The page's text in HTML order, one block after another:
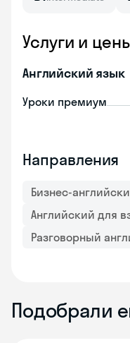
Услуги и
Английский язык
Уроки премиум
Направления
Бизнес-
Английский для
Разговорный
Подобрали